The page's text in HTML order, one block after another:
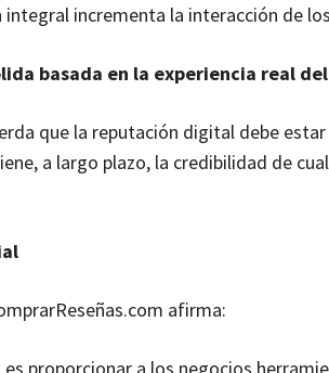
incrementa la interacción de
basada en la experiencia real
que la reputación digital debe
a largo plazo, la credibilidad de
afirma: